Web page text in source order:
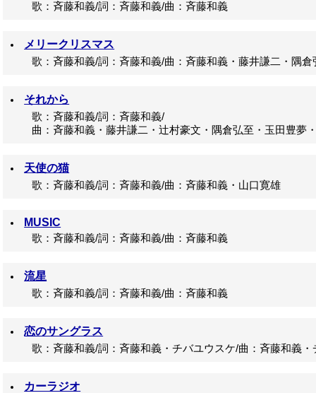
歌：斉藤和義/詞：斉藤和義/曲：斉藤和義
メリークリスマス
歌：斉藤和義/詞：斉藤和義/曲：斉藤和義・藤井謙二・隅倉
それから
歌：斉藤和義/詞：斉藤和義/
曲：斉藤和義・藤井謙二・辻村豪文・隅倉弘至・玉田豊夢
天使の猫
歌：斉藤和義/詞：斉藤和義/曲：斉藤和義・山口寛雄
MUSIC
歌：斉藤和義/詞：斉藤和義/曲：斉藤和義
流星
歌：斉藤和義/詞：斉藤和義/曲：斉藤和義
恋のサングラス
歌：斉藤和義/詞：斉藤和義・チバユウスケ/曲：斉藤和義・
カーラジオ